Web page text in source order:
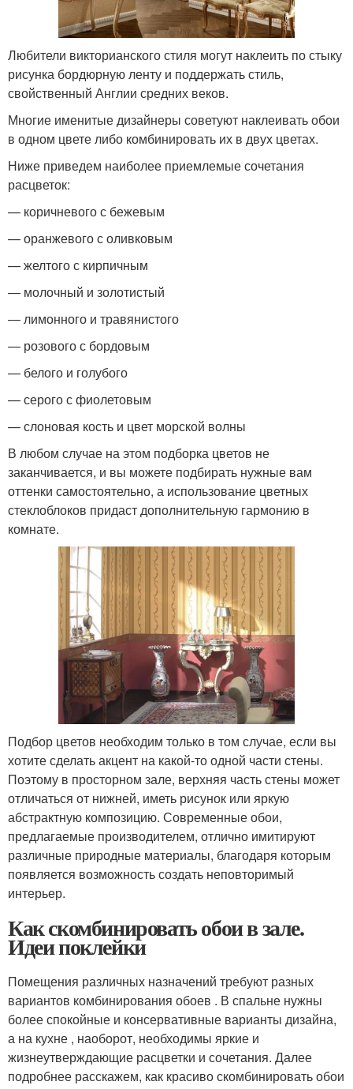
Любители викторианского стиля могут наклеить по стыку
рисунка бордюрную ленту и поддержать стиль,
свойственный Англии средних веков.
Многие именитые дизайнеры советуют наклеивать обои
в одном цвете либо комбинировать их в двух цветах.
Ниже приведем наиболее приемлемые сочетания
расцветок:
— коричневого с бежевым
— оранжевого с оливковым
— желтого с кирпичным
— молочный и золотистый
— лимонного и травянистого
— розового с бордовым
— белого и голубого
— серого с фиолетовым
— слоновая кость и цвет морской волны
В любом случае на этом подборка цветов не
заканчивается, и вы можете подбирать нужные вам
оттенки самостоятельно, а использование цветных
стеклоблоков придаст дополнительную гармонию в
комнате.
Подбор цветов необходим только в том случае, если вы
хотите сделать акцент на какой-то одной части стены.
Поэтому в просторном зале, верхняя часть стены может
отличаться от нижней, иметь рисунок или яркую
абстрактную композицию. Современные обои,
предлагаемые производителем, отлично имитируют
различные природные материалы, благодаря которым
появляется возможность создать неповторимый
интерьер.
Как скомбинировать обои в зале.
Идеи поклейки
Помещения различных назначений требуют разных
вариантов комбинирования обоев . В спальне нужны
более спокойные и консервативные варианты дизайна,
а на кухне , наоборот, необходимы яркие и
жизнеутверждающие расцветки и сочетания. Далее
подробнее расскажем, как красиво скомбинировать обои